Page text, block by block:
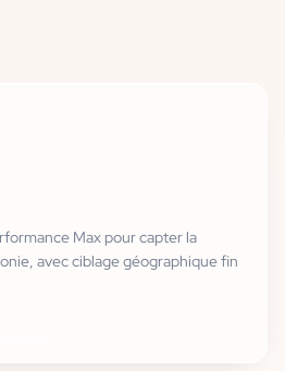
Max pour capter la
avec ciblage géographique fin